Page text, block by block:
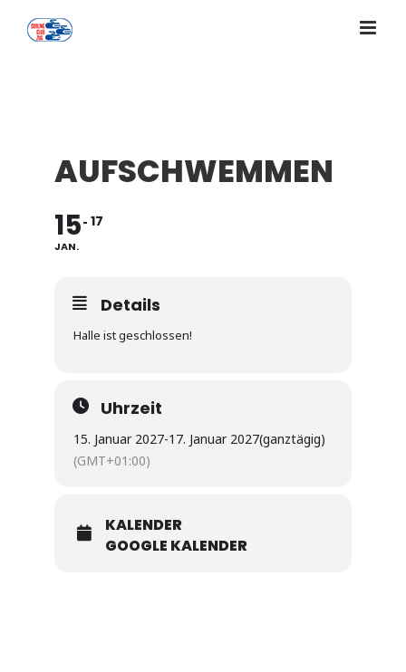
Inhalt
AUFSCHWEMMEN
15
JAN.
17
Details
Halle ist geschlossen!
Uhrzeit
15. Januar 2027-17. Januar 2027(ganztägig)
(GMT+01:00)
KALENDER
GOOGLE KALENDER